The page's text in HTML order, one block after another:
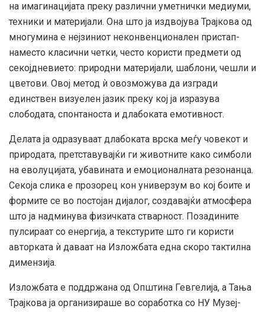
на имагинацијата преку различни уметнички медиуми,
техники и материјали. Она што ја издвојува Трајкова од
многумина е нејзиниот неконвенционален пристап-
наместо класични четки, често користи предмети од
секојдневието: природни материјали, шаблони, чешли и
цветови. Овој метод ѝ овозможува да изгради
единствен визуелен јазик преку кој ја изразува
слободата, спонтаноста и длабоката емотивност.
Делата ја одразуваат длабоката врска меѓу човекот и
природата, претставувајќи ги животните како симболи
на еволуцијата, убавината и емоционалната резонанца.
Секоја слика е прозорец кон универзум во кој боите и
формите се во постојан дијалог, создавајќи атмосфера
што ја надминува физичката стварност. Позадините
пулсираат со енергија, а текстурите што ги користи
авторката ѝ даваат на Изложбата една скоро тактилна
димензија.
Изложбата е поддржана од Општина Гевгелија, а Тања
Трајкова ја организираше во соработка со НУ Музеј-